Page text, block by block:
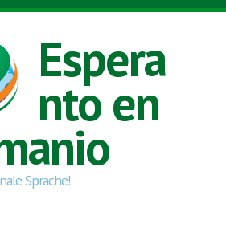
Espera
nto en
Sprache!